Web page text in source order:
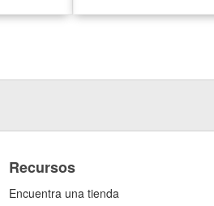
Recursos
Encuentra una tienda